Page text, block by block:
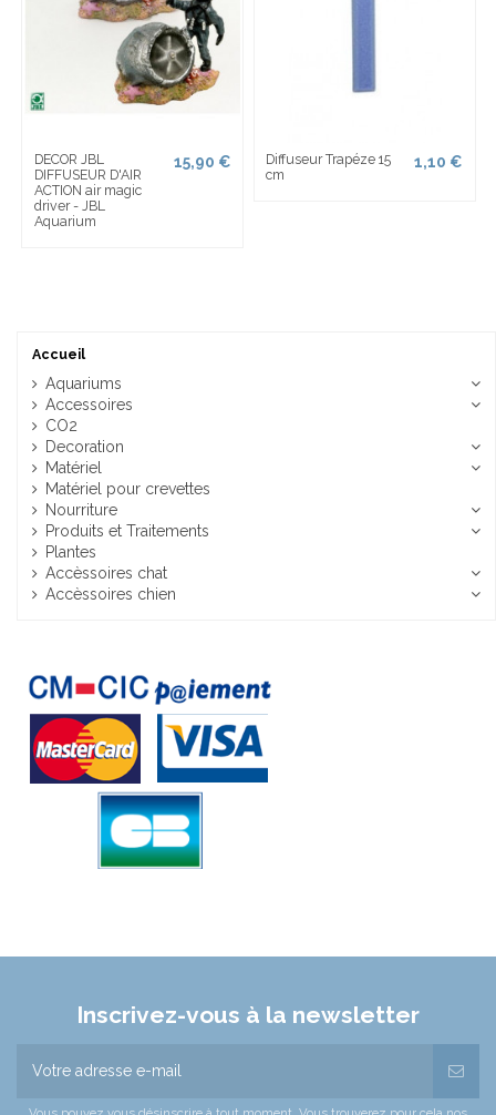
DECOR JBL
DIFFUSEUR D'AIR
ACTION air magic
driver - JBL
Aquarium
15,90 €
Diffuseur Trapéze 15
cm
1,10 €
Accueil
Aquariums
Accessoires
CO2
Decoration
Matériel
Matériel pour crevettes
Nourriture
Produits et Traitements
Plantes
Accèssoires chat
Accèssoires chien
Inscrivez-vous à la newsletter